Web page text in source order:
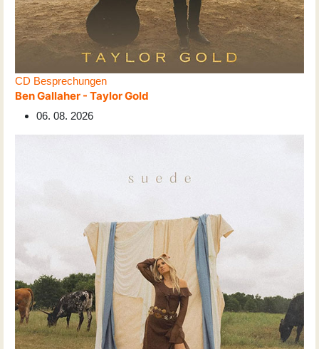
CD Besprechungen
Ben Gallaher - Taylor Gold
06. 08. 2026